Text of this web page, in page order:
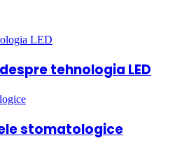
LED
tehnologia LED
stomatologice